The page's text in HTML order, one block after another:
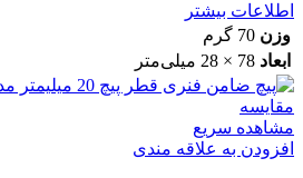
اطلاعات بیشتر
وزن 70 گرم
ابعاد 78 × 28 میلی‌متر
مقایسه
مشاهده سریع
افزودن به علاقه مندی